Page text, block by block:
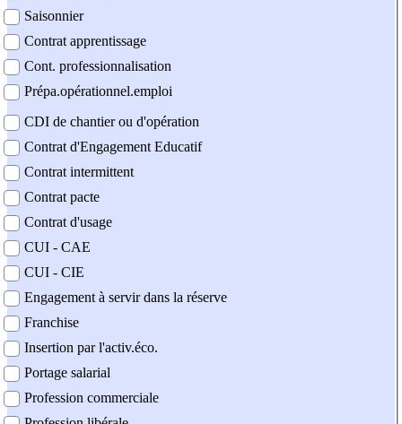
Saisonnier
Contrat apprentissage
Cont. professionnalisation
Prépa.opérationnel.emploi
CDI de chantier ou d'opération
Contrat d'Engagement Educatif
Contrat intermittent
Contrat pacte
Contrat d'usage
CUI - CAE
CUI - CIE
Engagement à servir dans la réserve
Franchise
Insertion par l'activ.éco.
Portage salarial
Profession commerciale